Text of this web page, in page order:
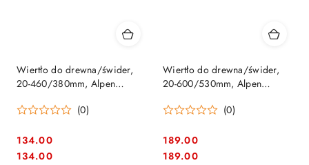
Wiertło do drewna/świder,
20-460/380mm, Alpen
(0)
Cena:
134.00
Cena:
134.00
Wiertło do drewna/świder,
20-600/530mm, Alpen
(0)
Cena:
189.00
Cena:
189.00